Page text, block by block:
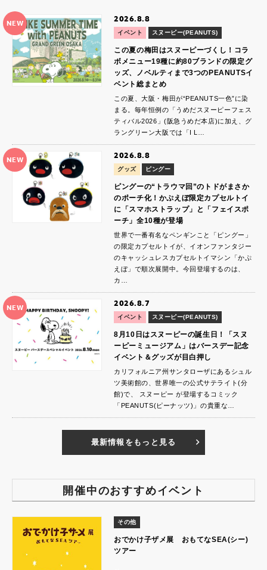
NEW 2026.8.8
イベント スヌーピー(PEANUTS)
この夏の梅田はスヌーピーづくし！コラ
ボメニュー19種に約80ブランドの限定グ
ッズ、ノベルティまで3つのPEANUTSイ
ベント総まとめ
この夏、大阪・梅田が“PEANUTS一色”に染
まる。毎年恒例の「うめだスヌーピーフェス
ティバル2026」(阪急うめだ本店)に加え、グ
ラングリーン大阪では「I L…
NEW 2026.8.8
グッズ ピングー
ピングーの“トラウマ回”のトドがまさか
のポーチ化！かぷえぼ限定カプセルトイ
に「スマホストラップ」と「フェイスポ
ーチ」全10種が登場
世界で一番有名なペンギンこと「ピングー」
の限定カプセルトイが、イオンファンタジー
のキャッシュレスカプセルトイマシン「かぷ
えぼ」で順次展開中。今回登場するのは、
カ…
NEW 2026.8.7
イベント スヌーピー(PEANUTS)
8月10日はスヌーピーの誕生日！「スヌ
ーピーミュージアム」はバースデー記念
イベント＆グッズが目白押し
カリフォルニア州サンタローザにあるシュル
ツ美術館の、世界唯一の公式サテライト(分
館)で、 スヌーピー が登場するコミック
「PEANUTS(ピーナッツ)」の貴重な…
最新情報をもっと見る
開催中のおすすめイベント
その他
おでかけ子ザメ展 おもてなSEA(シー)
ツアー